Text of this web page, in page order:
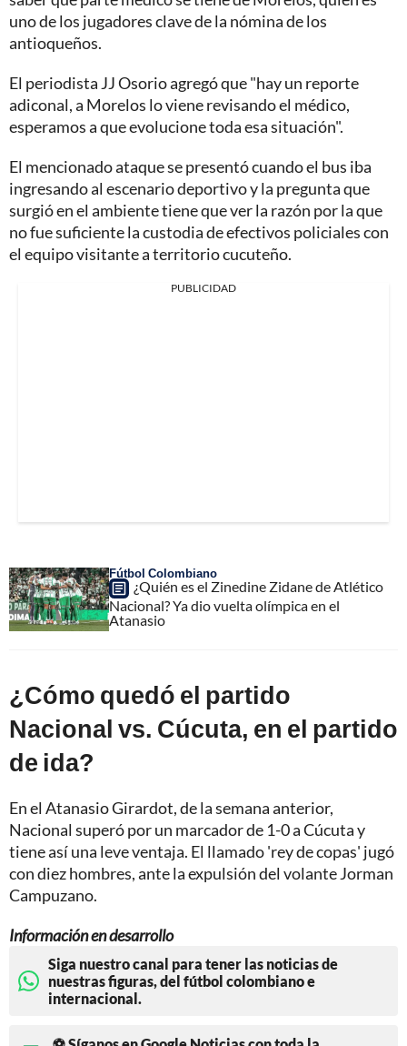
uno de los jugadores clave de la nómina de los
antioqueños.
El periodista JJ Osorio agregó que "hay un reporte
adiconal, a Morelos lo viene revisando el médico,
esperamos a que evolucione toda esa situación".
El mencionado ataque se presentó cuando el bus iba
ingresando al escenario deportivo y la pregunta que
surgió en el ambiente tiene que ver la razón por la que
no fue suficiente la custodia de efectivos policiales con
el equipo visitante a territorio cucuteño.
PUBLICIDAD
Fútbol Colombiano
¿Quién es el Zinedine Zidane de Atlético
Nacional? Ya dio vuelta olímpica en el
Atanasio
¿Cómo quedó el partido
Nacional vs. Cúcuta, en el partido
de ida?
En el Atanasio Girardot, de la semana anterior,
Nacional superó por un marcador de 1-0 a Cúcuta y
tiene así una leve ventaja. El llamado 'rey de copas' jugó
con diez hombres, ante la expulsión del volante Jorman
Campuzano.
Información en desarrollo
Siga nuestro canal para tener las noticias de
nuestras figuras, del fútbol colombiano e
internacional.